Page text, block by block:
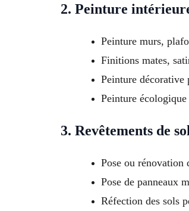
2. Peinture
Peinture murs,
Finitions mates,
Peinture décorative
Peinture
3. Revêtements de
Pose ou
Pose de panneaux
Réfection des sols